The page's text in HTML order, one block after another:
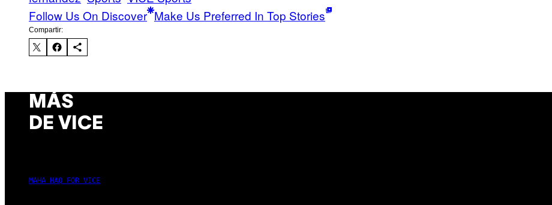
Follow Us On Discover Make Us Preferred In Top Stories
Compartir:
MÁS
DE VICE
MAHA HAQ FOR VICE